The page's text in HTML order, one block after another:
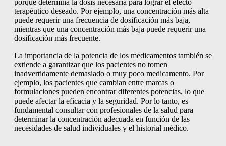
terapéutico deseado. Por ejemplo, una concentración más alta
puede requerir una frecuencia de dosificación más baja,
mientras que una concentración más baja puede requerir una
dosificación más frecuente.
La importancia de la potencia de los medicamentos también se
extiende a garantizar que los pacientes no tomen
inadvertidamente demasiado o muy poco medicamento. Por
ejemplo, los pacientes que cambian entre marcas o
formulaciones pueden encontrar diferentes potencias, lo que
puede afectar la eficacia y la seguridad. Por lo tanto, es
fundamental consultar con profesionales de la salud para
determinar la concentración adecuada en función de las
necesidades de salud individuales y el historial médico.